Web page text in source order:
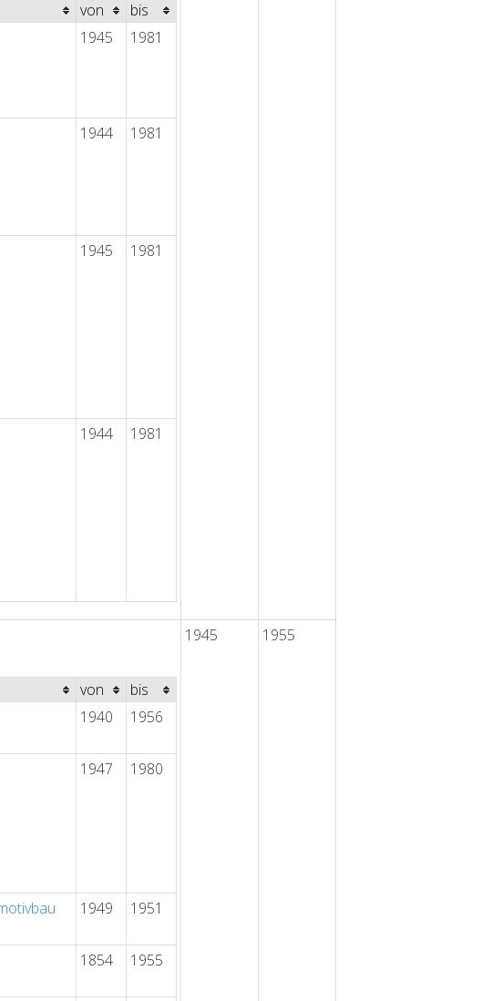
von
bis
1945 1981
1944 1981
1945 1981
1944 1981
von
bis
1940 1956
1947 1980
1949 1951
1854 1955
1945 1955